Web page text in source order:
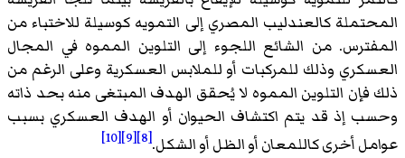
المحتملة كالعندليب المصري إلى التمويه كوسيلة للاختباء من
المفترس. من الشائع اللجوء إلى التلوين المموه في المجال
العسكري وذلك للمركبات أو للملابس العسكرية وعلى الرغم من
ذلك فإن التلوين المموه لا يُحقق الهدف المبتغى منه بحد ذاته
وحسب إذ قد يتم اكتشاف الحيوان أو الهدف العسكري بسبب
عوامل أخرى كاللمعان أو الظل أو الشكل.[8]
[9]
[10]